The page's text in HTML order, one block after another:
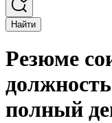
Найти
Резюме
полный